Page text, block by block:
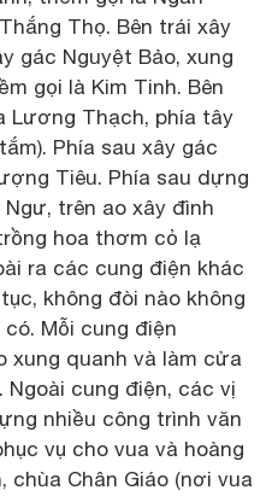
Thọ. Bên trái xây
gác Nguyệt Bảo, xung
gọi là Kim Tinh. Bên
Lương Thạch, phía tây
Phía sau xây gác
Tiêu. Phía sau dựng
trên ao xây đình
hoa thơm cỏ lạ
ra các cung điện khác
không đòi nào không
Mỗi cung điện
quanh và làm cửa
cung điện, các vị
nhiều công trình văn
vụ cho vua và hoàng
chùa Chân Giáo (nơi vua